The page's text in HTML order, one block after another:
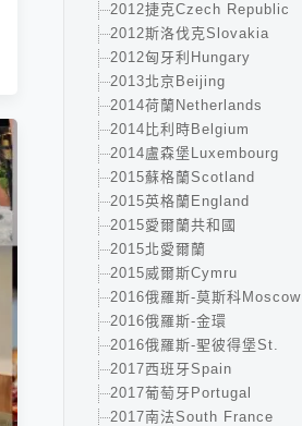
2012捷克Czech Republic
2012斯洛伐克Slovakia
2012匈牙利Hungary
2013北京Beijing
2014荷蘭Netherlands
2014比利時Belgium
2014盧森堡Luxembourg
2015蘇格蘭Scotland
2015英格蘭England
2015愛爾蘭共和國
2015北愛爾蘭
2015威爾斯Cymru
2016俄羅斯-莫斯科Moscow
2016俄羅斯-金環
2016俄羅斯-聖彼得堡St.
2017西班牙Spain
2017葡萄牙Portugal
2017南法South France